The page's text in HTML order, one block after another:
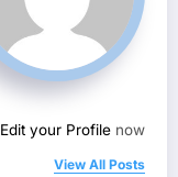
Edit your Profile now.
View All Posts